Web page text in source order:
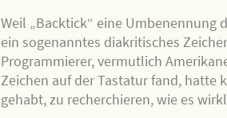
Weil „Backtick“ eine Umbenennung
ein sogenanntes diakritisches
Programmierer, vermutlich
Zeichen auf der Tastatur fand, hatte
gehabt, zu recherchieren, wie es